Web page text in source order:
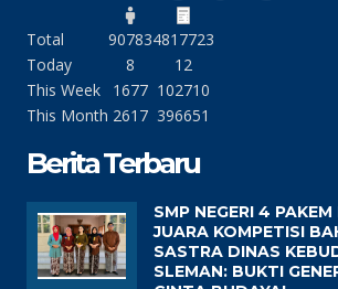
Total 907834817723
Today
8
12
This Week
1677 102710
This Month 2617 396651
Berita Terbaru
SMP NEGERI 4
JUARA KOMPETISI
SASTRA DINAS
SLEMAN: BUKTI